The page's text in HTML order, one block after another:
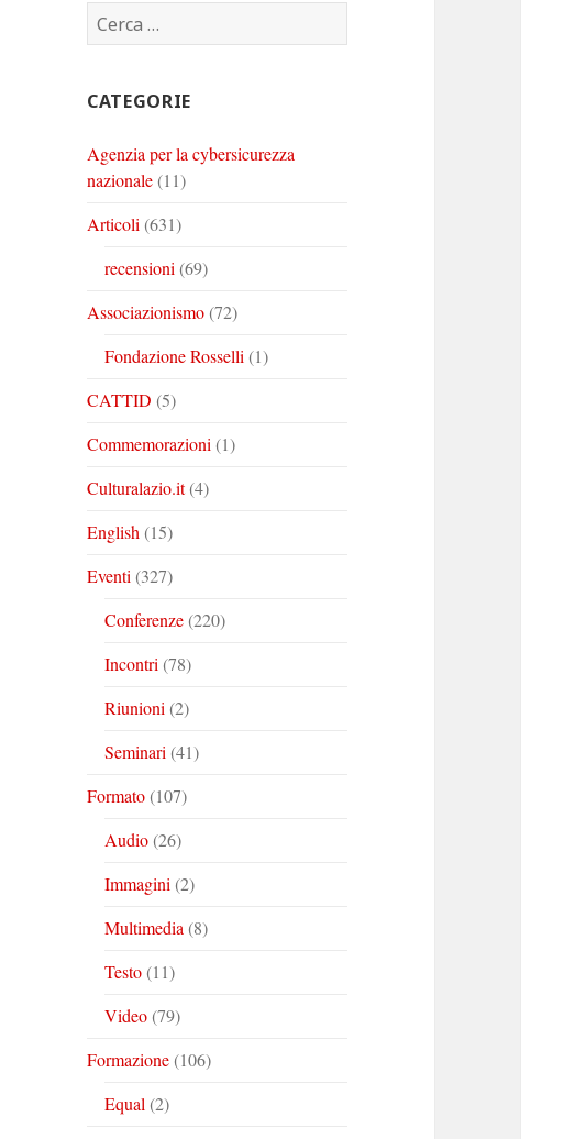
Corinto
su
Corinto
su
su
Ricerca
per:
CATEGORIE
Agenzia per la cybersicurezza
nazionale(11)
Articoli (631)
recensioni (69)
Associazionismo(72)
Fondazione Rosselli (1)
CATTID (5)
Commemorazioni (1)
Culturalazio.it(4)
English (15)
Eventi (327)
Conferenze(220)
Incontri (78)
Riunioni (2)
Seminari (41)
Formato(107)
Audio(26)
Immagini (2)
Multimedia (8)
Testo(11)
Video(79)
Formazione(106)
Equal (2)